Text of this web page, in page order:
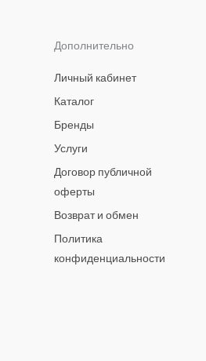
Дополнительно
Личный кабинет
Каталог
Бренды
Услуги
Договор публичной
оферты
Возврат и обмен
Политика
конфиденциальности